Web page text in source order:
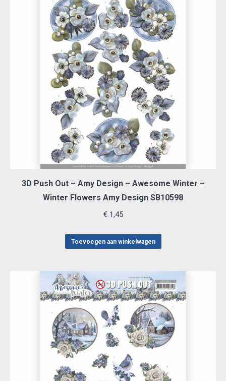
3D Push Out – Amy Design – Awesome Winter –
Winter Flowers Amy Design SB10598
€1,45
Toevoegen aan winkelwagen